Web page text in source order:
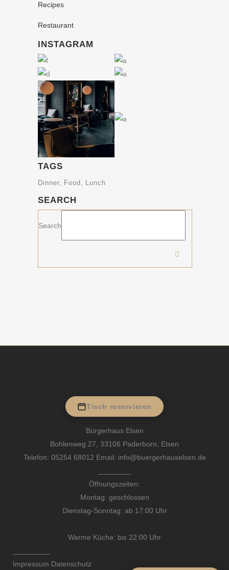
Recipes
Restaurant
INSTAGRAM
TAGS
Dinner Food Lunch
SEARCH
Search
Tisch reservieren
Bürgerhaus Elsen
Bohlenweg 27, 33106 Paderborn, Elsen
Telefon: 05254 68012 Email: info@buergerhauselsen.de
Öffnungszeiten:
Montag: geschlossen
Dienstag-Sonntag: ab 17:00 Uhr
Warme Küche: bis 22:00 Uhr
Impressum Datenschutz